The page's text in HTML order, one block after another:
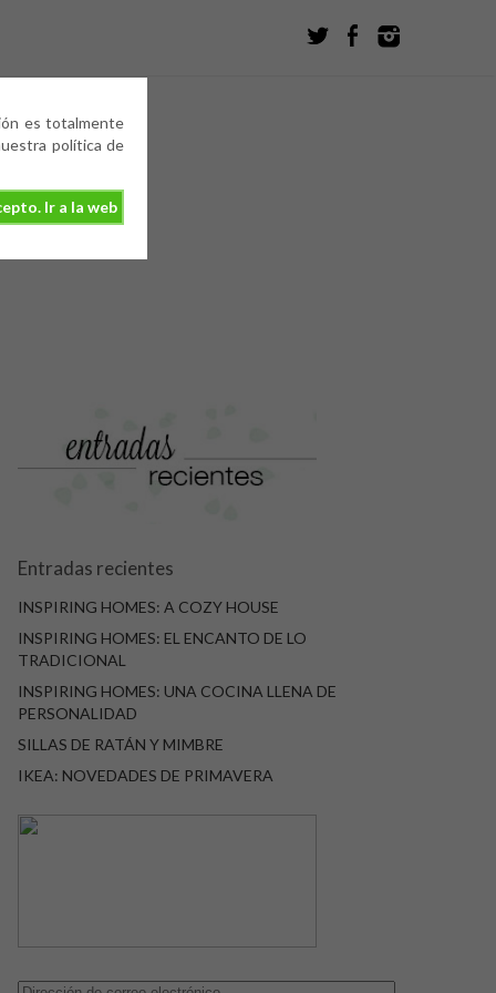
es totalmente
política de
Ir a la web
Entradas recientes
INSPIRING HOMES: A COZY HOUSE
INSPIRING HOMES: EL ENCANTO DE LO
TRADICIONAL
INSPIRING HOMES: UNA COCINA LLENA DE
PERSONALIDAD
SILLAS DE RATÁN Y MIMBRE
IKEA: NOVEDADES DE PRIMAVERA